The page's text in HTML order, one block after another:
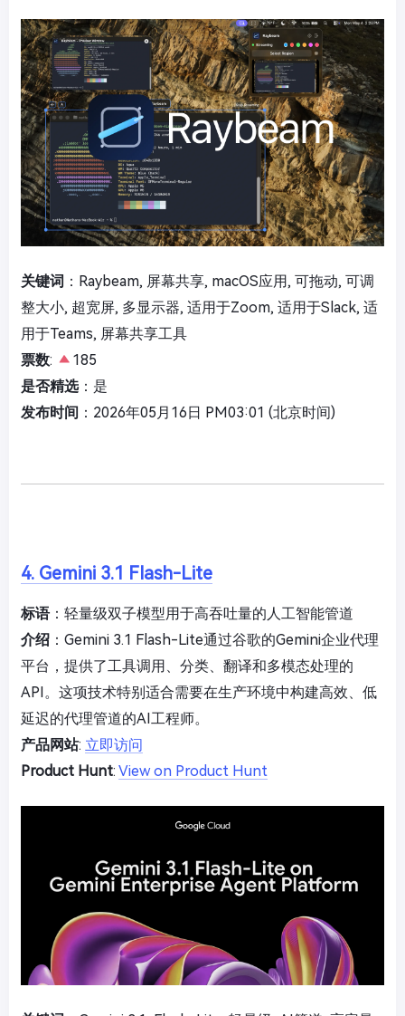
关键词 ：Raybeam, 屏幕共享, macOS应用, 可拖动, 可调
整大小, 超宽屏, 多显示器, 适用于Zoom, 适用于Slack, 适
用于Teams, 屏幕共享工具
票数:
185
是否精选：是
发布时间 ：2026年05月16日 PM03:01 (北京时间)
4. Gemini 3.1 Flash-Lite
标语：轻量级双子模型用于高吞吐量的人工智能管道
介绍 ：Gemini 3.1 Flash-Lite通过谷歌的Gemini企业代理
平台，提供了工具调用、分类、翻译和多模态处理的
API。这项技术特别适合需要在生产环境中构建高效、低
延迟的代理管道的AI工程师。
产品网站: 立即访问
Product Hunt: View on Product Hunt